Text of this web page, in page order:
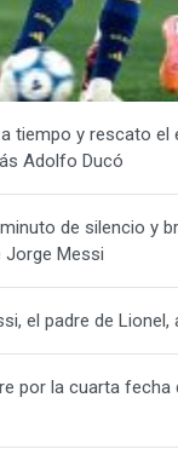
tiempo y rescato el
Adolfo Ducó
de silencio y
Jorge Messi
el padre de Lionel,
por la cuarta fecha